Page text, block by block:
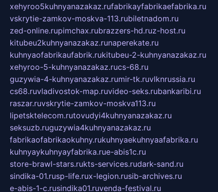
xehyroo5kuhnyanazakaz.rufabrikayfabrikaefabrika.ru
vskrytie-zamkov-moskva-113.rubiletnadom.ru
zed-online.rupimchax.rubrazzers-hd.ruz-host.ru
kitubeu2kuhnyanazakaz.runaperekate.ru
kuhnyaofabrikaufabrik.rukitubeu-2-kuhnyanazakaz.ru
xehyroo-5-kuhnyanazakaz.rucs-68.ru
guzywia-4-kuhnyanazakaz.rumir-tk.ruvlknrussia.ru
cs68.ruvladivostok-map.ruvideo-seks.rubankaribi.ru
raszar.ruvskrytie-zamkov-moskva113.ru
lipetsktelecom.rutovudyi4kuhnyanazakaz.ru
seksuzb.ruguzywia4kuhnyanazakaz.ru
fabrikaofabrikaokuhny.rukuhnyaekuhnyaafabrika.ru
kuhnyaykuhnyayfabrika.rue-abis1c.ru
store-brawl-stars.rukts-services.rudark-sand.ru
sindika-01.rusp-life.rux-legion.rusib-archives.ru
e-abis-1-c.rusindika01.ruvenda-festival.ru